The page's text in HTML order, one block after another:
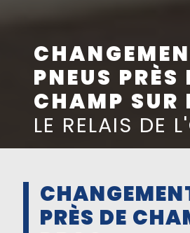
PNEUS PRÈS
CHAMP SUR
LE RELAIS DE
PRÈS DE